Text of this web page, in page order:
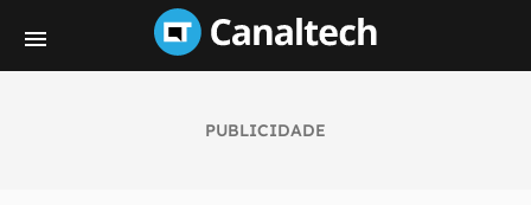
PUBLICIDADE